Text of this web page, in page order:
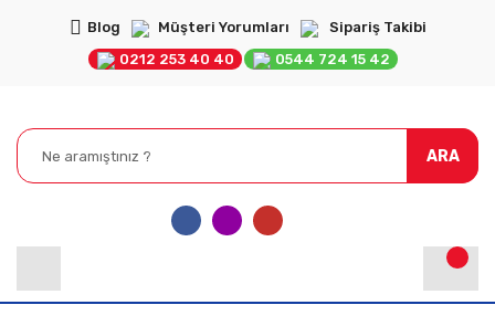
Blog Müşteri Yorumları
Sipariş Takibi
0212 253 40 40
0544 724 15 42
ARA